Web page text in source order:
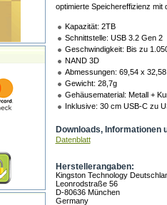
optimierte Speichereffizienz mit
Kapazität: 2TB
Schnittstelle: USB 3.2 Gen 2
Geschwindigkeit: Bis zu
NAND 3D
Abmessungen: 69,54 x
Gewicht: 28,7g
Gehäusematerial: Metall +
Inklusive: 30 cm USB-C zu
Downloads, Informationen
Datenblatt
Herstellerangaben:
Kingston Technology
Leonrodstraße 56
D-80636 München
Germany